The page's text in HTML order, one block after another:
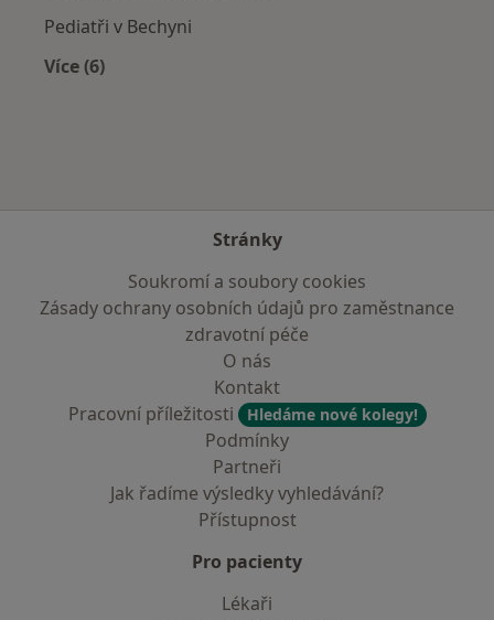
Pediatři v Bechyni
Více (6)
Stránky
Soukromí a soubory cookies
Zásady ochrany osobních údajů pro zaměstnance
zdravotní péče
O nás
Kontakt
Pracovní příležitosti
Hledáme nové kolegy!
Podmínky
Partneři
Jak řadíme výsledky vyhledávání?
Přístupnost
Pro pacienty
Lékaři